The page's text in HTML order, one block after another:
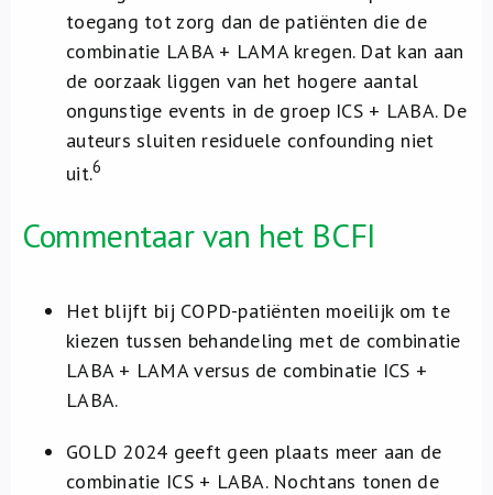
toegang tot zorg dan de patiënten die de
combinatie LABA + LAMA kregen. Dat kan aan
de oorzaak liggen van het hogere aantal
ongunstige events in de groep ICS + LABA. De
auteurs sluiten residuele confounding niet
uit.6
Commentaar van het BCFI
Het blijft bij COPD-patiënten moeilijk om te
kiezen tussen behandeling met de combinatie
LABA + LAMA versus de combinatie ICS +
LABA.
GOLD 2024 geeft geen plaats meer aan de
combinatie ICS + LABA. Nochtans tonen de